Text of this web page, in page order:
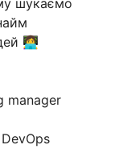
шукаємо
👩‍💻
manager
DevOps